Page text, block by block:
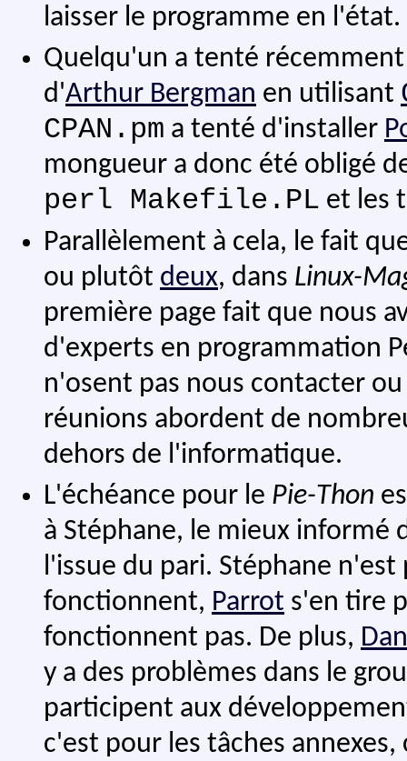
laisser le programme en l'état.
Quelqu'un a tenté
d'Arthur Bergman en utilisant
CPAN.pm a tenté d'installer
mongueur a donc été obligé
perl Makefile.PL et les
Parallèlement à cela, le fait
ou plutôt deux, dans Linux-
première page fait que nous
d'experts en programmation
n'osent pas nous contacter
réunions abordent de
dehors de l'informatique.
L'échéance pour le Pie-Thon
à Stéphane, le mieux informé
l'issue du pari. Stéphane
fonctionnent, Parrot s'en tire
fonctionnent pas. De plus, Dan
y a des problèmes dans le
participent aux
c'est pour les tâches